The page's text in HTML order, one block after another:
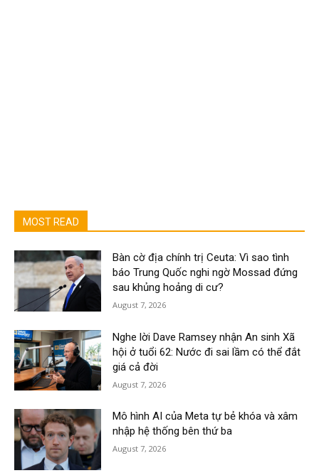
MOST READ
Bàn cờ địa chính trị Ceuta: Vì sao tình
báo Trung Quốc nghi ngờ Mossad đứng
sau khủng hoảng di cư?
August 7, 2026
Nghe lời Dave Ramsey nhận An sinh Xã
hội ở tuổi 62: Nước đi sai lầm có thể đắt
giá cả đời
August 7, 2026
Mô hình AI của Meta tự bẻ khóa và xâm
nhập hệ thống bên thứ ba
August 7, 2026